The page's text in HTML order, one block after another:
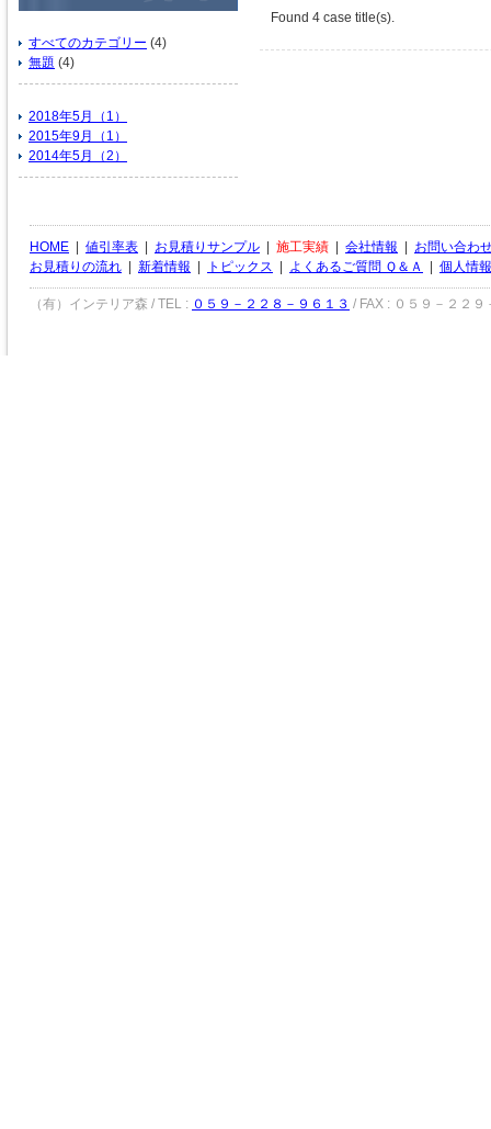
すべてのカテゴリー (4)
無題 (4)
2018年5月（1）
2015年9月（1）
2014年5月（2）
Found 4 case title(s).
HOME 値引率表 お見積りサンプル 施工実績 会社情報
お問い合わ
お見積りの流れ
新着情報 トピックス よくあるご質問 Ｑ＆Ａ 個人情
（有）インテリア森 / TEL : ０５９－２２８－９６１３ / FAX : ０５９－２２９